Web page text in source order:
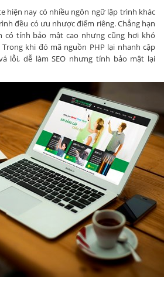
hiện nay có nhiều ngôn ngữ lập trình khác
đều có ưu nhược điểm riêng. Chẳng hạn
có tính bảo mật cao nhưng cũng hơi khó
Trong khi đó mã nguồn PHP lại nhanh cập
lỗi, dễ làm SEO nhưng tính bảo mật lại